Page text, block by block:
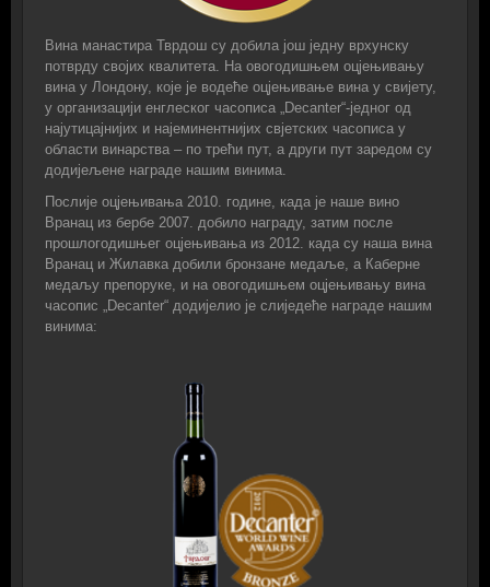
Вина манастира Тврдош су добила још једну врхунску
потврду својих квалитета. На овогодишњем оцјењивању
вина у Лондону, које је водеће оцјењивање вина у свијету,
у организацији енглеског часописа „Decanter“-једног од
најутицајнијих и најеминентнијих свјетских часописа у
области винарства – по трећи пут, а други пут заредом су
додијељене награде нашим винима.
Послије оцјењивања 2010. године, када је наше вино
Вранац из бербе 2007. добило награду, затим после
прошлогодишњег оцјењивања из 2012. када су наша вина
Вранац и Жилавка добили бронзане медаље, а Каберне
медаљу препоруке, и на овогодишњем оцјењивању вина
часопис „Decanter“ додијелио је слиједеће награде нашим
винима: